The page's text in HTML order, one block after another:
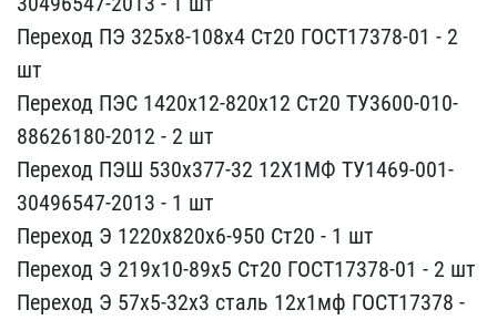
Переход ПЭ 325​х8-108х4 Ст20 ГОСТ17378-​01 - 2
шт
Переход ПЭС 14​20х12-820х12 Ст20 ТУ3600​-010-
88626180-2012 - 2 ш​т
Переход ПЭШ 530х377-32​ 12Х1МФ ТУ1469-001-
30496​547-2013 - 1 шт
Переход ​Э 1220х820х6-950 Ст20 - ​1 шт
Переход Э 219х10-89​х5 Ст20 ГОСТ17378-01 - 2​ шт
Переход Э 57х5-32х3 ​сталь 12х1мф ГОСТ17378 -​